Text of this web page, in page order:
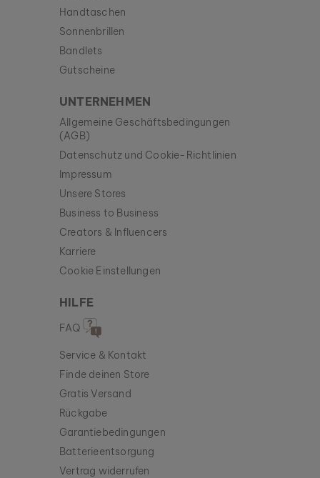
Handtaschen
Sonnenbrillen
Bandlets
Gutscheine
UNTERNEHMEN
Allgemeine Geschäftsbedingungen
(AGB)
Datenschutz und Cookie-Richtlinien
Impressum
Unsere Stores
Business to Business
Creators & Influencers
Karriere
Cookie Einstellungen
HILFE
FAQ
Service & Kontakt
Finde deinen Store
Gratis Versand
Rückgabe
Garantiebedingungen
Batterieentsorgung
Vertrag widerrufen